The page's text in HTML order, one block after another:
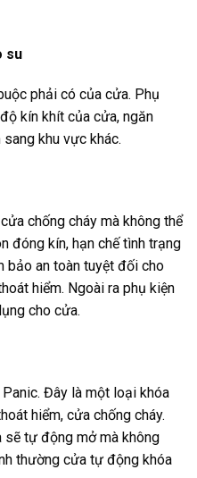
su
phải có của cửa. Phụ
kín khít của cửa, ngăn
khu vực khác.
chống cháy mà không thể
đóng kín, hạn chế tình trạng
an toàn tuyệt đối cho
hiểm. Ngoài ra phụ kiện
cho cửa.
Đây là một loại khóa
hiểm, cửa chống cháy.
sẽ tự động mở mà không
thường cửa tự động khóa